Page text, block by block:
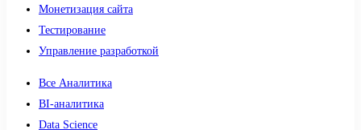
Монетизация сайта
Тестирование
Управление разработкой
Все Аналитика
BI-аналитика
Data Science